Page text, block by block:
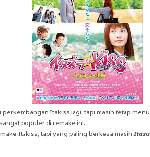
perkembangan Itakiss lagi, tapi masih tetap
populer di remake ini.
Itakiss, tapi yang paling berkesa masih